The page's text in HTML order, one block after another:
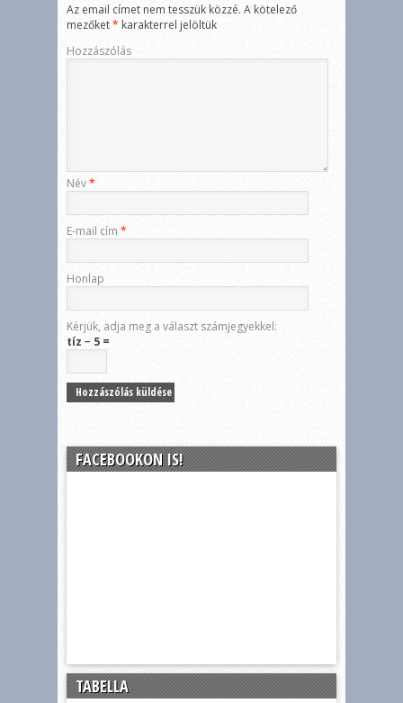
Az email címet nem tesszük közzé. A kötelező
mezőket*karakterrel jelöltük
Hozzászólás
Név*
E-mail cím *
Honlap
Kérjük, adja meg a választ számjegyekkel:
tíz − 5 =
FACEBOOKON IS!
TABELLA